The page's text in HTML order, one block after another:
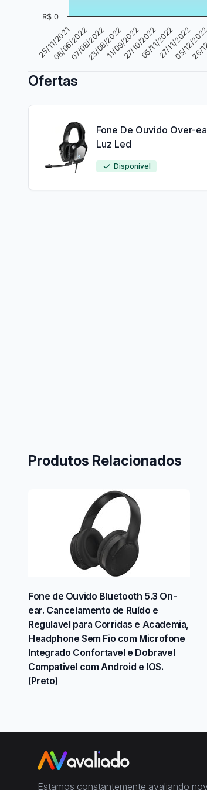
25/11/2021
08/06/202207/08/2022
23/08/202211/09/202227/10/202205/11/202227/11/2022
05/12/
R$ 0
Ofertas
Fone De Ouvido Over-
Luz Led
Disponível
Produtos Relacionados
Fone de Ouvido Bluetooth 5.3 On-
ear. Cancelamento de Ruído e
Regulavel para Corridas e Academia,
Headphone Sem Fio com Microfone
Integrado Confortavel e Dobravel
Compativel com Android e IOS.
(Preto)
Estamos constantemente avaliando